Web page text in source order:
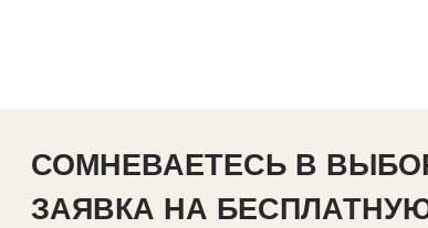
СОМНЕВАЕТЕСЬ В
ЗАЯВКА НА